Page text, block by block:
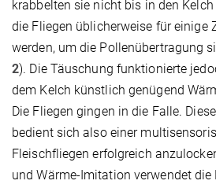
krabbelten sie nicht bis in den
die Fliegen üblicherweise für einige
werden, um die Pollenübertragung
2). Die Täuschung funktionierte
dem Kelch künstlich genügend
Die Fliegen gingen in die Falle.
bedient sich also einer
Fleischfliegen erfolgreich
und Wärme-Imitation verwendet